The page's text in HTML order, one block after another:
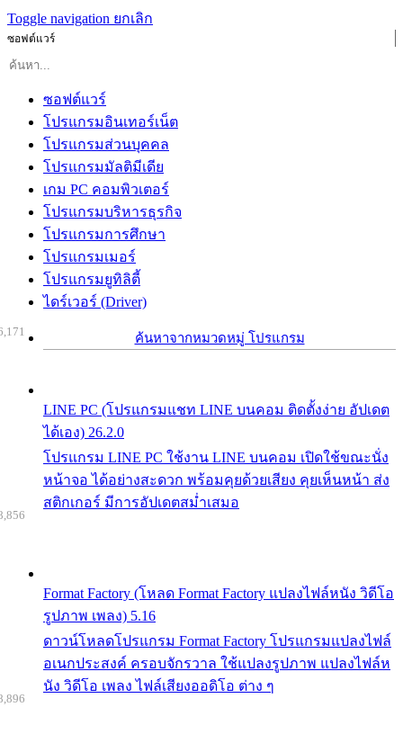
Toggle navigation ยกเลิก
ซอฟต์แวร์
ซอฟต์แวร์
โปรแกรมอินเทอร์เน็ต
โปรแกรมส่วนบุคคล
โปรแกรมมัลติมีเดีย
เกม PC คอมพิวเตอร์
โปรแกรมบริหารธุรกิจ
โปรแกรมการศึกษา
โปรแกรมเมอร์
โปรแกรมยูทิลิตี้
ไดร์เวอร์ (Driver)
ค้นหาจากหมวดหมู่ โปรแกรม
LINE PC (โปรแกรมแชท LINE บนคอม ติดตั้งง่าย อัปเดต
ได้เอง) 26.2.0
โปรแกรม LINE PC ใช้งาน LINE บนคอม เปิดใช้ขณะนั่ง
หน้าจอ ได้อย่างสะดวก พร้อมคุยด้วยเสียง คุยเห็นหน้า ส่ง
สติกเกอร์ มีการอัปเดตสม่ำเสมอ
Format Factory (โหลด Format Factory แปลงไฟล์หนัง วิดีโอ
รูปภาพ เพลง) 5.16
ดาวน์โหลดโปรแกรม Format Factory โปรแกรมแปลงไฟล์
อเนกประสงค์ ครอบจักรวาล ใช้แปลงรูปภาพ แปลงไฟล์ห
นัง วิดีโอ เพลง ไฟล์เสียงออดิโอ ต่าง ๆ